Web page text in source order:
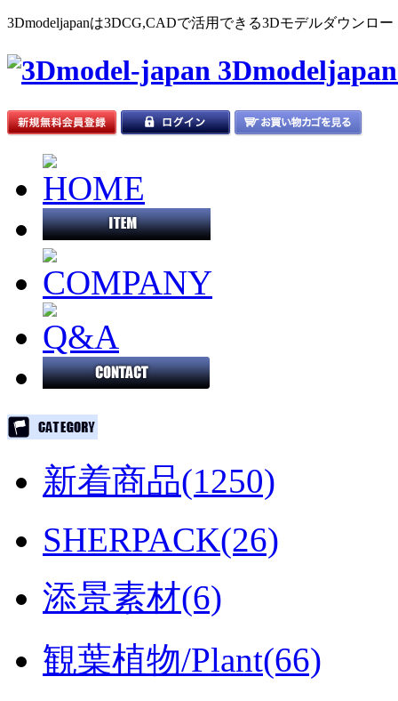
3Dmodeljapanは3DCG,CADで活用できる3Dモデルダウンロ
新着商品(1250)
SHERPACK(26)
添景素材(6)
観葉植物/Plant(66)